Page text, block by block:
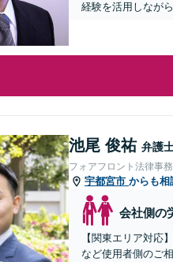
経験を活用しなが
池尾 俊祐 弁護
フォアフロント法律事
宇都宮市 からも相
会社側の
【関東エリア対応
など使用者側のご